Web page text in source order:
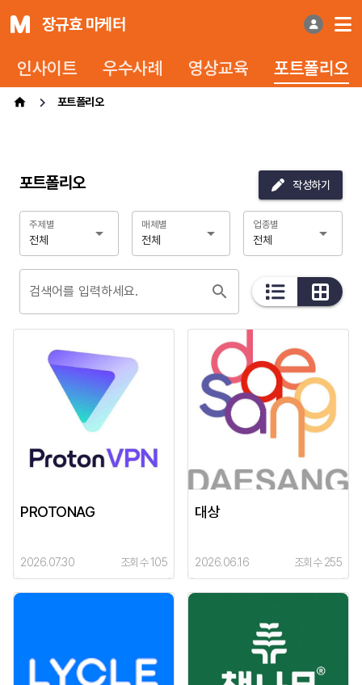
장규효 마케터
인사이트 우수사례 영상교육 포트폴리오
포트폴리오
포트폴리오 작성하기
전체
주제별
전체
매체별
전체
업종별
검색어를 입력하세요.
PROTONAG
2026.07.30 조회수 105
대상
2026.06.16 조회수 255